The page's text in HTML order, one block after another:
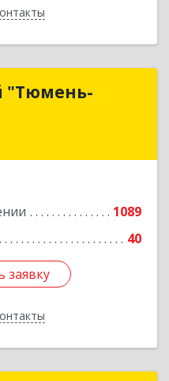
"Тюмень-
1089
40
заявку
"Тюмень-
Подробнее
заявку